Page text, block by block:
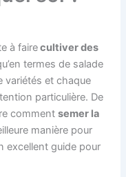
à fairecultiver des
termes de salade
variétés et chaque
particulière. De
commentsemer la
manière pour
excellent guide pour